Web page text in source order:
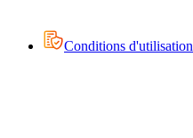
Conditions d'utilisation